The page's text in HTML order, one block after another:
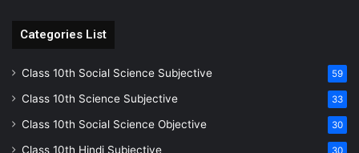
Categories List
Class 10th Social Science Subjective 59
Class 10th Science Subjective 33
Class 10th Social Science Objective 30
Class 10th Hindi Subjective 30